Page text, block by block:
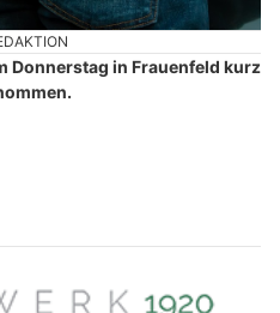
Donnerstag in Frauenfeld kurz